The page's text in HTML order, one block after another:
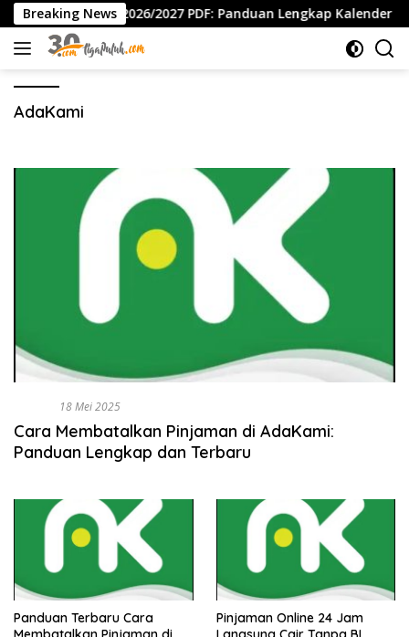
Langsung
ke
konten
Breaking News
Kaldik Jatim 2026/2027 PDF: Panduan Lengkap Kalender
AdaKami
18 Mei 2025
Cara Membatalkan Pinjaman di AdaKami:
Panduan Lengkap dan Terbaru
Panduan Terbaru Cara
Pinjaman Online 24 Jam